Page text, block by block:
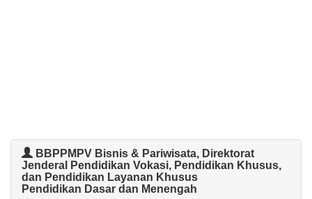
BBPPMPV Bisnis & Pariwisata, Direktorat
Jenderal Pendidikan Vokasi, Pendidikan Khusus,
dan Pendidikan Layanan Khusus
Pendidikan Dasar dan Menengah